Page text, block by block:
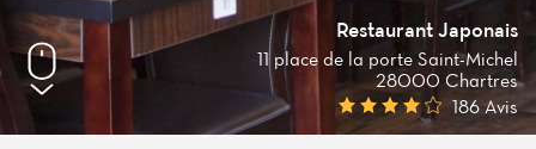
Restaurant Japonais
11 place de la porte Saint-Michel
28000 Chartres
186 Avis